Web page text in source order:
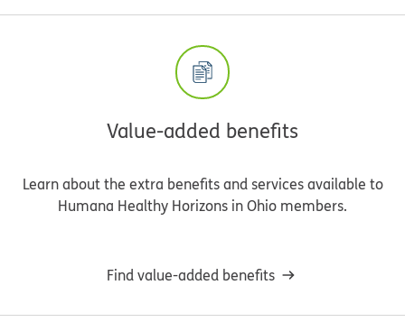
Value-added benefits
Learn about the extra benefits and services available to
Humana Healthy Horizons in Ohio members.
Find value-added benefits